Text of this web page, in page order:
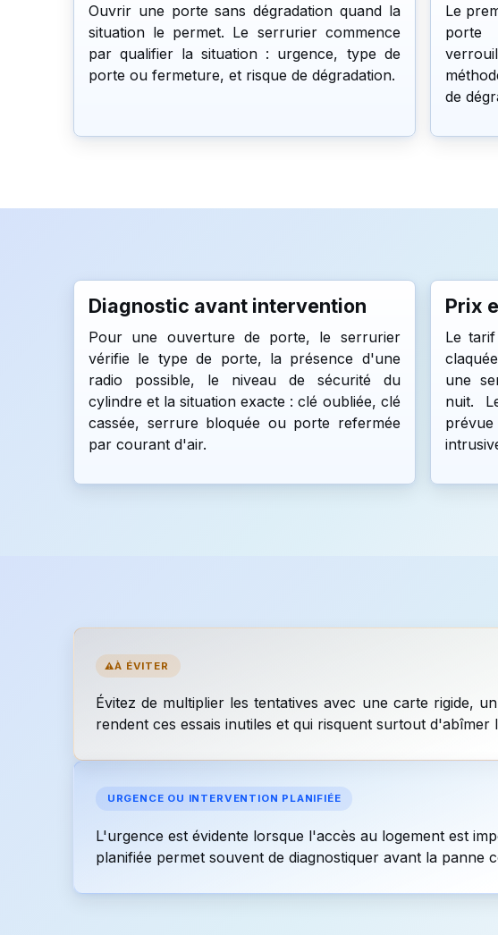
Ouvrir une porte sans dégradation quand la
situation le permet. Le serrurier commence
par qualifier la situation : urgence, type de
porte ou fermeture, et risque de dégradation.
Le
porte
de
Diagnostic avant intervention
Pour une ouverture de porte, le serrurier
vérifie le type de porte, la présence d'une
radio possible, le niveau de sécurité du
cylindre et la situation exacte : clé oubliée, clé
cassée, serrure bloquée ou porte refermée
par courant d'air.
Prix
Le
une
nuit.
À ÉVITER
Évitez de multiplier les tentatives avec une carte rigide,
rendent ces essais inutiles et qui risquent surtout
URGENCE OU INTERVENTION PLANIFIÉE
L'urgence est évidente lorsque l'accès au logement est
planifiée permet souvent de diagnostiquer avant la panne